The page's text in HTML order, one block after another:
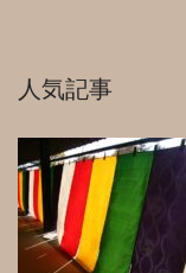
人気記事